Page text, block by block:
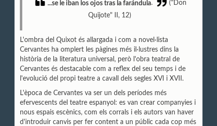
...se le iban los ojos tras la farándula.
("Don
Quijote" II, 12)
L'ombra del Quixot és allargada i com a novel·lista
Cervantes ha omplert les pàgines més il·lustres dins la
història de la literatura universal, però l'obra teatral de
Cervantes és destacable com a reflex del seu temps i de
l'evolució del propi teatre a cavall dels segles XVI i XVII.
L'època de Cervantes va ser un dels períodes més
efervescents del teatre espanyol: es van crear companyies i
nous espais escènics, com els corrals i els autors van haver
d'introduir canvis per fer content a un públic cada cop més